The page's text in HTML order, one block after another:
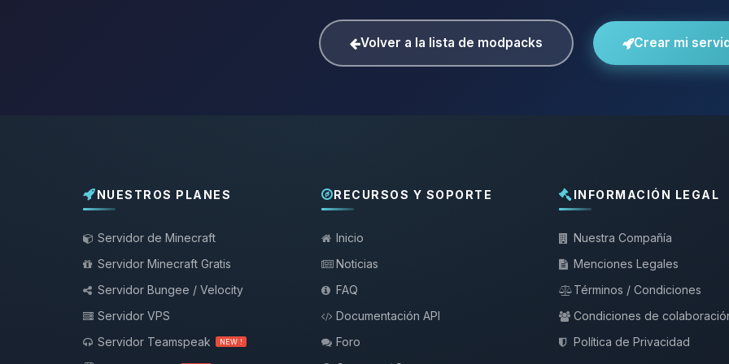
Volver a la lista de modpacks Crear mi
NUESTROS PLANES
Servidor de Minecraft
Servidor Minecraft Gratis
Servidor Bungee / Velocity
Servidor VPS
Servidor Teamspeak
NEW !
RECURSOS Y SOPORTE
Inicio
Noticias
FAQ
Documentación API
Foro
INFORMACIÓN LEGAL
Nuestra Compañía
Menciones Legales
Términos / Condiciones
Condiciones de
Política de Privacidad